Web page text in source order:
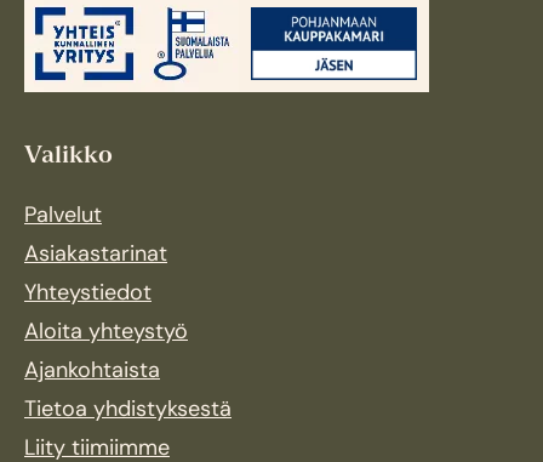
Valikko
Palvelut
Asiakastarinat
Yhteystiedot
Aloita yhteystyö
Ajankohtaista
Tietoa yhdistyksestä
Liity tiimiimme